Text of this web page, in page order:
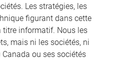
Les stratégies, les
figurant dans cette
informatif. Nous les
mais ni les sociétés, ni
Canada ou ses sociétés